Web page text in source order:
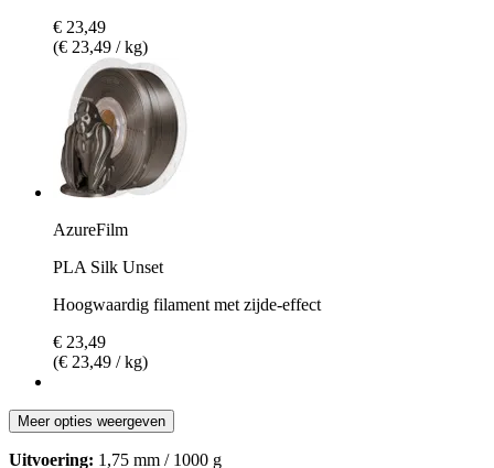
€ 23,49
(€ 23,49 / kg)
AzureFilm
PLA Silk Unset
Hoogwaardig filament met zijde-effect
€ 23,49
(€ 23,49 / kg)
Meer opties weergeven
Uitvoering: 1,75 mm / 1000 g